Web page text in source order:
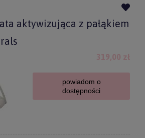
aktywizująca z pałąkiem
319,00 zł
powiadom o
dostępności